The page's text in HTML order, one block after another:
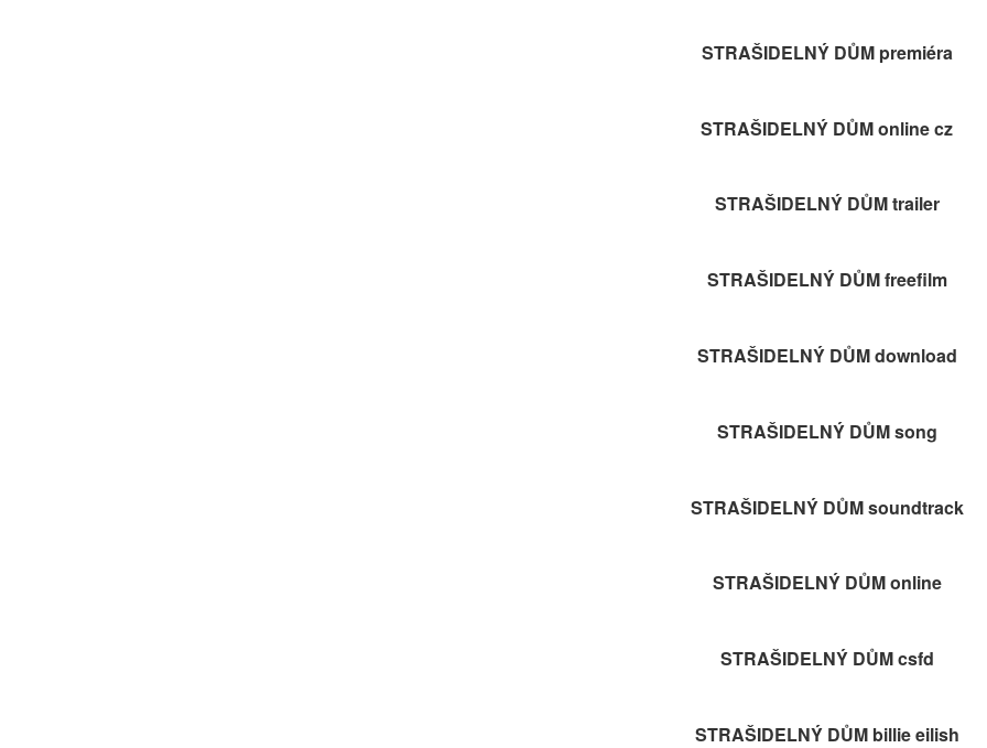
STRAŠIDELNÝ DŮM premiéra
STRAŠIDELNÝ DŮM online cz
STRAŠIDELNÝ DŮM trailer
STRAŠIDELNÝ DŮM freefilm
STRAŠIDELNÝ DŮM download
STRAŠIDELNÝ DŮM song
STRAŠIDELNÝ DŮM soundtrack
STRAŠIDELNÝ DŮM online
STRAŠIDELNÝ DŮM csfd
STRAŠIDELNÝ DŮM billie eilish